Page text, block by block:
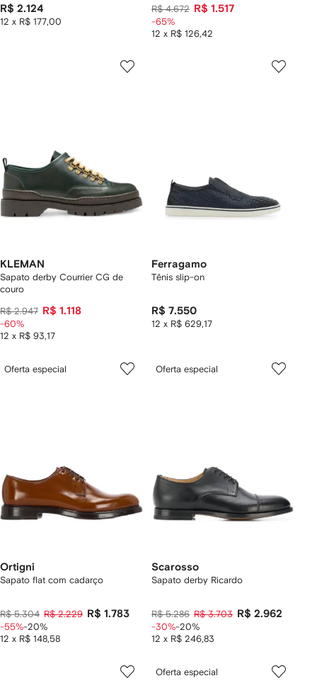
R$ 2.124
12 x R$ 177,00
R$ 4.672 R$ 1.517
12 x R$ 126,42
-65%
KLEMAN
Sapato derby Courrier CG de
couro
R$ 2.947 R$ 1.118
12 x R$ 93,17
-60%
Ferragamo
Tênis slip-on
R$ 7.550
12 x R$ 629,17
Oferta especial
Ortigni
Sapato flat com cadarço
R$ 5.304 R$ 2.229 R$ 1.783
12 x R$ 148,58
-55%-20%
Oferta especial
Scarosso
Sapato derby Ricardo
R$ 5.286 R$ 3.703 R$ 2.962
12 x R$ 246,83
-30%-20%
Oferta especial